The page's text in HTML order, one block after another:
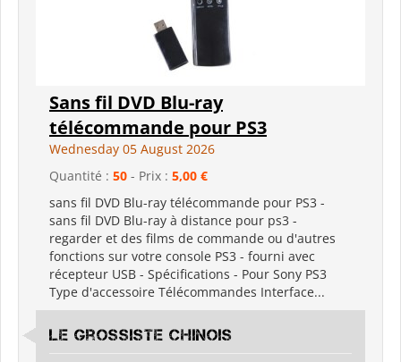
Sans fil DVD Blu-ray
télécommande pour PS3
Wednesday 05 August 2026
Quantité : 50 - Prix : 5,00 €
sans fil DVD Blu-ray télécommande pour PS3 -
sans fil DVD Blu-ray à distance pour ps3 -
regarder et des films de commande ou d'autres
fonctions sur votre console PS3 - fourni avec
récepteur USB - Spécifications - Pour Sony PS3
Type d'accessoire Télécommandes Interface...
Le grossiste chinois